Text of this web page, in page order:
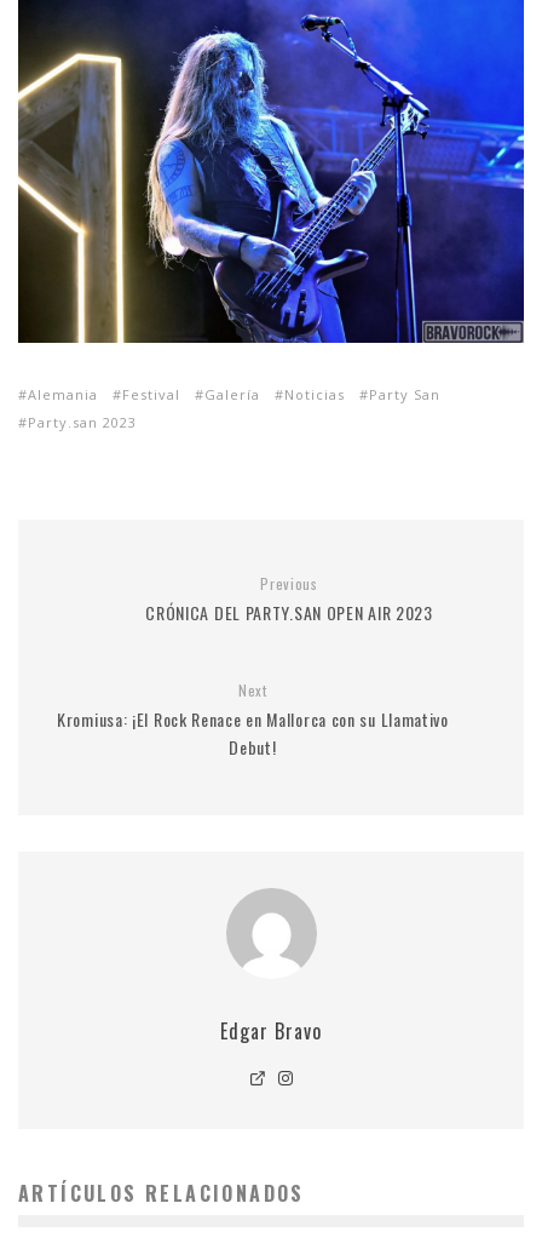
Alemania Festival Galería Noticias
Party San
Party.san 2023
Previous
CRÓNICA DEL PARTY.SAN OPEN AIR 2023
Next
Kromiusa: ¡El Rock Renace en Mallorca con su Llamativo
Debut!
Edgar Bravo
ARTÍCULOS RELACIONADOS